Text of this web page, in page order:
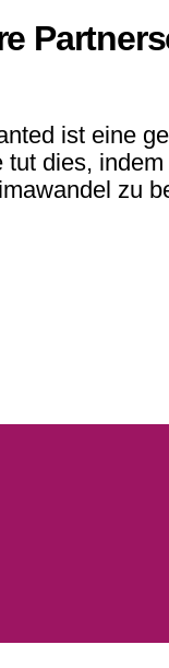
ist eine
dies,
zu